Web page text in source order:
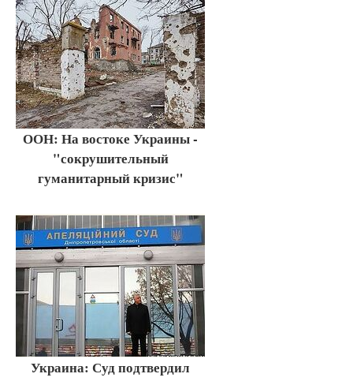
ООН: На востоке Украины -
"сокрушительный
гуманитарный кризис"
Украина: Суд подтвердил